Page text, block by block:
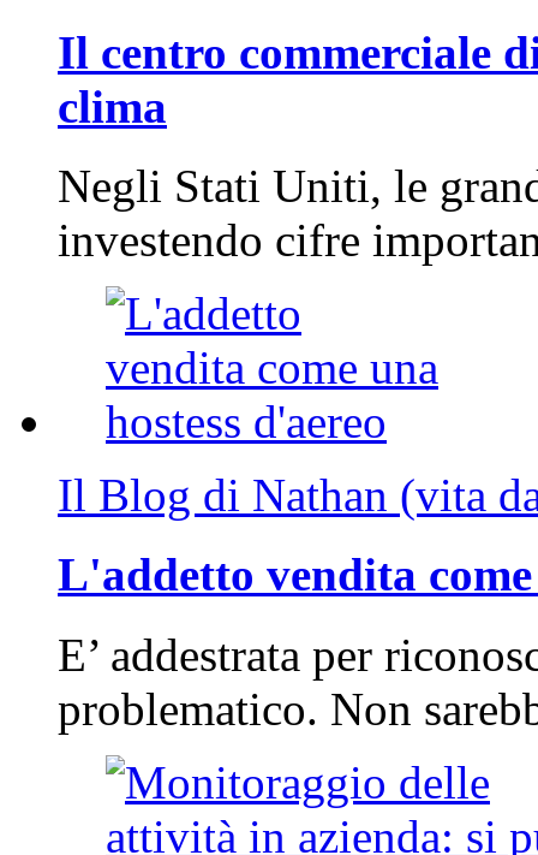
Il centro commerciale
clima
Negli Stati Uniti, le
investendo cifre
Il Blog di Nathan (vita
L'addetto vendita
E’ addestrata per
problematico. Non